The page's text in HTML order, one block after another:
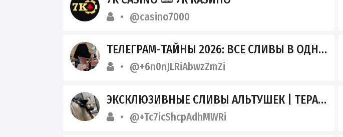
@casino7000
ТЕЛЕГРАМ-ТАЙНЫ 2026: ВСЕ СЛИВЫ В ОДНОМ МЕСТЕ
@+6n0nJLRiAbwzZmZi
ЭКСКЛЮЗИВНЫЕ СЛИВЫ АЛЬТУШЕК | ТЕРАБАЙТЫ З
@+Tc7icShcpAdhMWRi